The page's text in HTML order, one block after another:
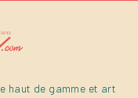
haut de gamme et art